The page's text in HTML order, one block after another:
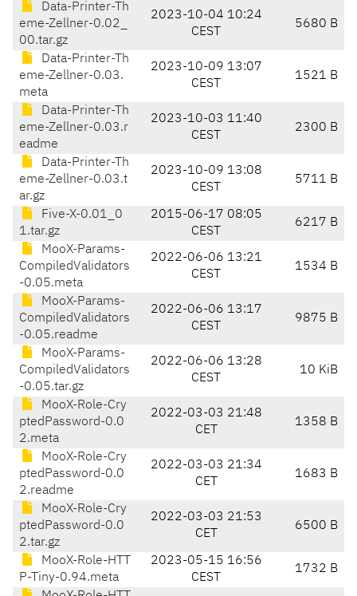
Data-Printer-Th
eme-Zellner-0.02_
00.tar.gz
2023-10-04 10:24
CEST
5680 B
Data-Printer-Th
eme-Zellner-0.03.
meta
2023-10-09 13:07
CEST
1521 B
Data-Printer-Th
eme-Zellner-0.03.r
eadme
2023-10-03 11:40
CEST
2300 B
Data-Printer-Th
eme-Zellner-0.03.t
ar.gz
2023-10-09 13:08
CEST
5711 B
Five-X-0.01_0
1.tar.gz
2015-06-17 08:05
CEST
6217 B
MooX-Params-
CompiledValidators
-0.05.meta
2022-06-06 13:21
CEST
1534 B
MooX-Params-
CompiledValidators
-0.05.readme
2022-06-06 13:17
CEST
9875 B
MooX-Params-
CompiledValidators
-0.05.tar.gz
2022-06-06 13:28
CEST
10 KiB
MooX-Role-Cry
ptedPassword-0.0
2.meta
2022-03-03 21:48
CET
1358 B
MooX-Role-Cry
ptedPassword-0.0
2.readme
2022-03-03 21:34
CET
1683 B
MooX-Role-Cry
ptedPassword-0.0
2.tar.gz
2022-03-03 21:53
CET
6500 B
MooX-Role-HTT
P-Tiny-0.94.meta
2023-05-15 16:56
CEST
1732 B